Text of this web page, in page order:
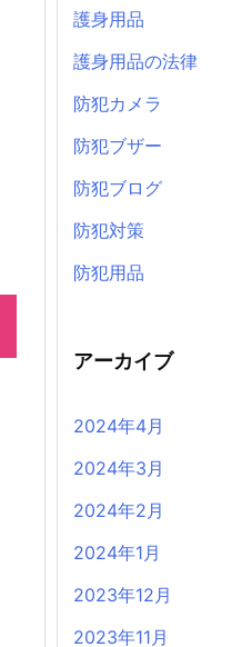
護身用品
護身用品の法律
防犯カメラ
防犯ブザー
防犯ブログ
防犯対策
防犯用品
アーカイブ
2024年4月
2024年3月
2024年2月
2024年1月
2023年12月
2023年11月